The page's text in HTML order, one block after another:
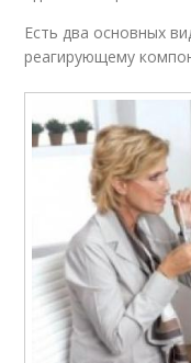
Есть два основных
реагирующему